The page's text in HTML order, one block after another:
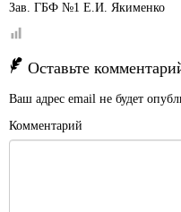
Зав. ГБФ №1 Е.И. Якименко
Оставьте
Ваш адрес email не будет
Комментарий